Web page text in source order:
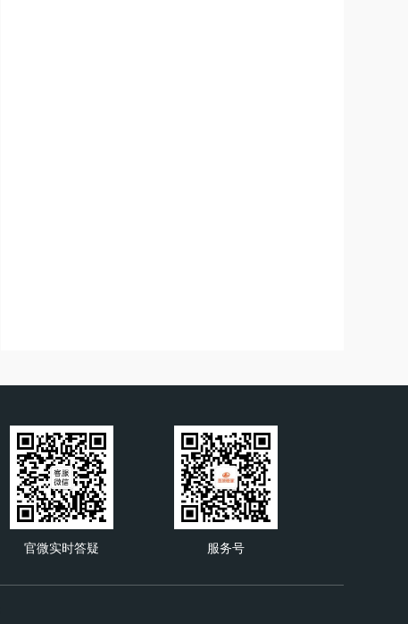
官微实时答疑
服务号